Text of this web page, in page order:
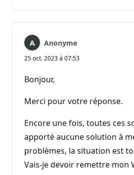
Anonyme
25 oct. 2023 à 07:53
Bonjour,
Merci pour votre réponse.
Encore une fois, toutes ces
apporté aucune solution à
problèmes, la situation est
Vais-je devoir remettre mon